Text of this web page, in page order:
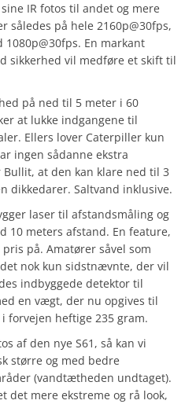
IR fotos til andet og mere
således på hele 2160p@30fps,
En markant
sikkerhed vil medføre et skift til
på ned til 5 meter i 60
at lukke indgangene til
Ellers lover Caterpiller kun
ingen sådanne ekstra
at den kan klare ned til 3
dikkedarer. Saltvand inklusive.
laser til afstandsmåling og
10 meters afstand. En feature,
på. Amatører såvel som
nok kun sidstnævnte, der vil
indbyggede detektor til
en vægt, der nu opgives til
i forvejen heftige 235 gram.
af den nye S61, så kan vi
større og med bedre
(vandtætheden undtaget).
det mere ekstreme og rå look,